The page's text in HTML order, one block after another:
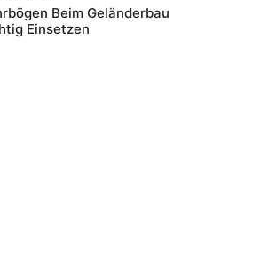
Beim Geländerbau
Einsetzen